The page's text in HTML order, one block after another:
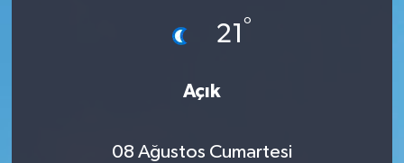
21°
Açık
08 Ağustos Cumartesi